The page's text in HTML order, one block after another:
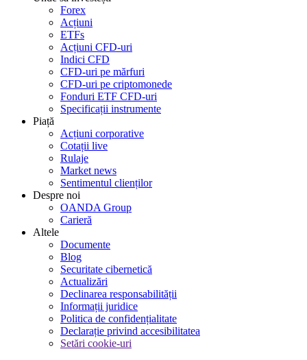
Forex
Acțiuni
ETFs
Acțiuni CFD-uri
Indici CFD
CFD-uri pe mărfuri
CFD-uri pe criptomonede
Fonduri ETF CFD-uri
Specificații instrumente
Piață
Acțiuni corporative
Cotații live
Rulaje
Market news
Sentimentul clienților
Despre noi
OANDA Group
Carieră
Altele
Documente
Blog
Securitate cibernetică
Actualizări
Declinarea responsabilității
Informații juridice
Politica de confidențialitate
Declarație privind accesibilitatea
Setări cookie-uri